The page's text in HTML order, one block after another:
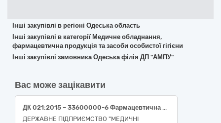
Інші закупівлі в регіоні Одеська область
Інші закупівлі в категорії Медичне обладнання,
фармацевтична продукція та засоби особистої гігієни
Інші закупівлі замовника Одеська філія ДП "АМПУ"
Вас може зацікавити
ДК 021:2015 – 33600000-6 Фармацевтична продукція (Розчин для парентерального живлення (комбінації, амінокислоти з жировими/ліпідними емульсіями) для дітей від 2х років)
ДЕРЖАВНЕ ПІДПРИЄМСТВО "МЕДИЧНІ